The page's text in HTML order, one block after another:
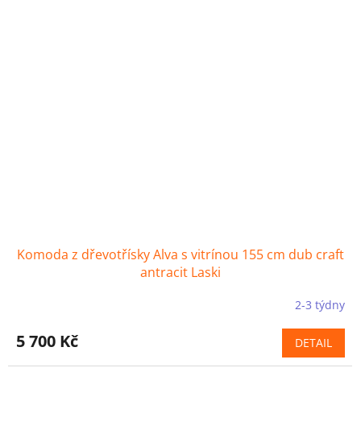
Komoda z dřevotřísky Alva s vitrínou 155 cm dub craft
antracit Laski
2-3 týdny
5 700 Kč DETAIL